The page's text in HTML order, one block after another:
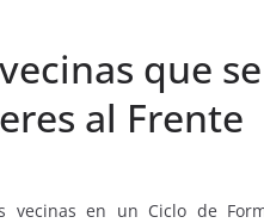
que
al Frente
vecinas en un Ciclo de